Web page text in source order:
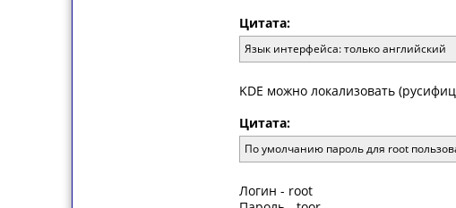
Цитата:
Язык интерфейса: только английский
KDE можно локализовать
Цитата:
По умолчанию пароль для root
Логин - root